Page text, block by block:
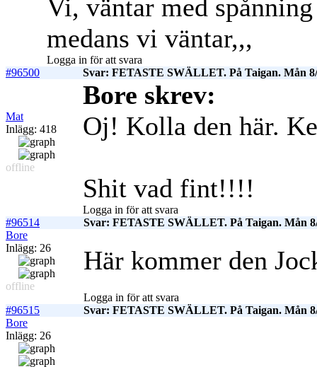
Vi, väntar med
medans vi väntar,,,
Logga in för att svara
#96500
Svar: FETASTE SWÄLLET. På Taigan. Mån 8/
Mat
Inlägg: 418
offline
Bore skrev:
Oj! Kolla den här.
Shit vad fint!!!!
Logga in för att svara
#96514
Svar: FETASTE SWÄLLET. På Taigan. Mån
Bore
Inlägg: 26
offline
Här kommer den
Logga in för att svara
#96515
Svar: FETASTE SWÄLLET. På Taigan. Mån
Bore
Inlägg: 26